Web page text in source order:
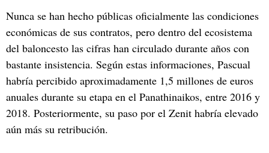
Nunca se han hecho públicas oficialmente las condiciones
económicas de sus contratos, pero dentro del ecosistema
del baloncesto las cifras han circulado durante años con
bastante insistencia. Según estas informaciones, Pascual
habría percibido aproximadamente 1,5 millones de euros
anuales durante su etapa en el Panathinaikos, entre 2016 y
2018. Posteriormente, su paso por el Zenit habría elevado
aún más su retribución.